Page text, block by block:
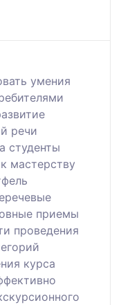
умения
речи
студенты
мастерству
приемы
проведения
курса